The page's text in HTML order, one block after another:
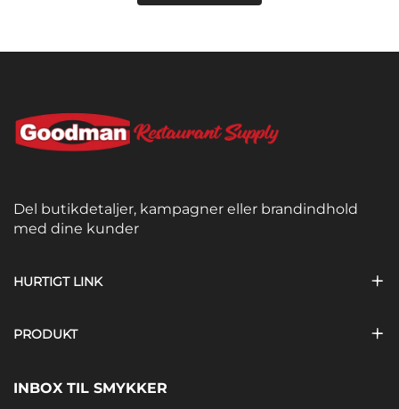
Del butikdetaljer, kampagner eller brandindhold
med dine kunder
HURTIGT LINK
PRODUKT
INBOX TIL SMYKKER